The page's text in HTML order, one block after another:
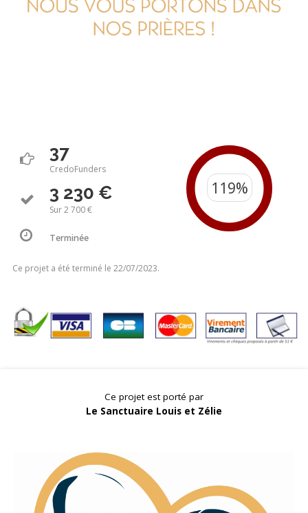
37
CredoFunders
3 230 €
Sur 2 700 €
Terminée
Ce projet a été terminé le 22/07/2023.
Ce projet est porté par
Le Sanctuaire Louis et Zélie